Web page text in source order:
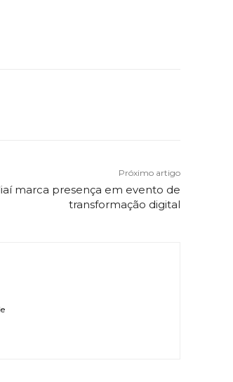
Próximo artigo
marca presença em evento de
transformação digital